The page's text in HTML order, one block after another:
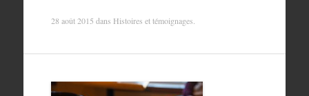
28 août 2015 dans Histoires et témoignages